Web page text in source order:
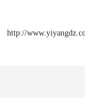
http://